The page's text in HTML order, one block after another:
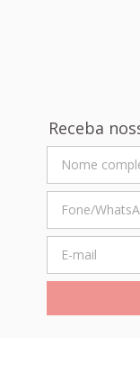
Receba